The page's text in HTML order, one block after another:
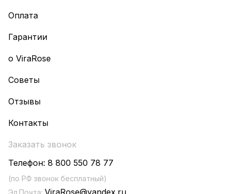
Оплата
Гарантии
о ViraRose
Советы
Отзывы
Контакты
Заказать звонок
Телефон: 8 800 550 78 77
(по РФ звонок бесплатный)
Эл.Почта: